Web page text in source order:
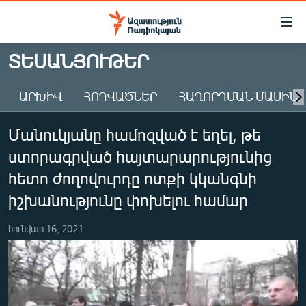
Մատչելիության
Անցնել
հիմնական
Անցնել
հիմնական
մենյուին
ԱԶԱՏՈՒԹՅՈՒՆ TV
ՀԱՅԱՍՏԱՆ
ԸՆՏՐՈՒԹՅՈՒՆՆԵՐ 2026
ԻՐԱՎՈՒՆՔ
ՀԱՍԱՐԱԿՈՒԹՅՈՒՆ
ՂԱՐԱԲԱՂ
ՊԱՏԵՐԱԶՄԻ 6 ՇԱԲԱԹՆԵՐԸ
ՏԱՐԱԾԱՇՐՋԱՆ
ՏԵՍԱՆՅՈՒԹԵՐ
ԱՐԽԻՎ ՀՈԴՎԱԾՆԵՐ ՀԱՂՈՐԴՄԱՆ ՄԱՍԻՆ
Մանուկյանը համոզված է եղել, թե
ստորագրված հայտարարությունից
հետո ժողովուրդը ոտքի կկանգնի
իշխանությունը փոխելու համար
հունվար 16, 2021